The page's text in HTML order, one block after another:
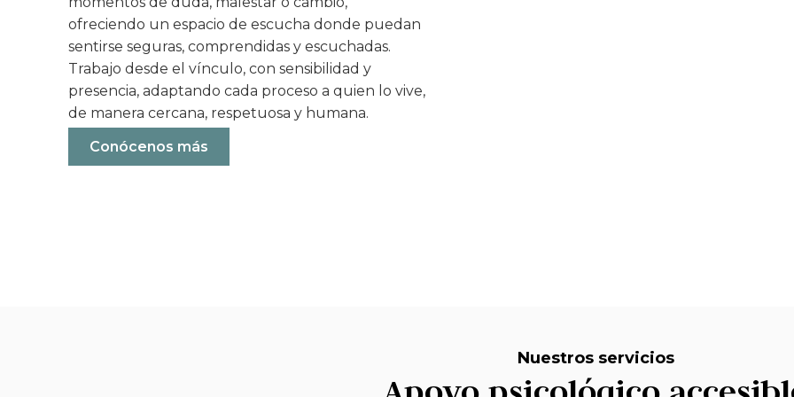
ofreciendo un espacio de escucha donde puedan
sentirse seguras, comprendidas y escuchadas.
Trabajo desde el vínculo, con sensibilidad y
presencia, adaptando cada proceso a quien lo vive,
de manera cercana, respetuosa y humana.
Conócenos más
Nuestros servicios